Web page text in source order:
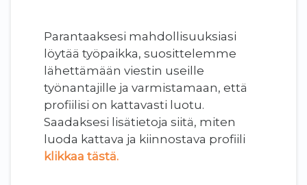
Parantaaksesi mahdollisuuksiasi
löytää työpaikka, suosittelemme
lähettämään viestin useille
työnantajille ja varmistamaan, että
profiilisi on kattavasti luotu.
Saadaksesi lisätietoja siitä, miten
luoda kattava ja kiinnostava profiili
klikkaa tästä.